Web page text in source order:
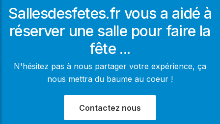
Sallesdesfetes.fr vous a aidé à
réserver une salle pour faire la
fête ...
N'hésitez pas à nous partager votre expérience, ça
nous mettra du baume au coeur !
Contactez nous